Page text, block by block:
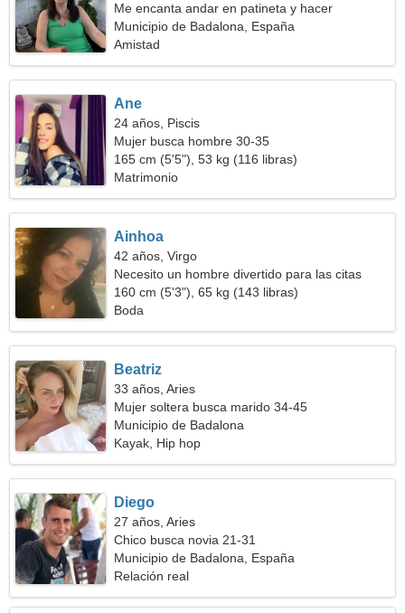
Me encanta andar en patineta y hacer
snowboard
Municipio de Badalona, España
Amistad
Ane
24 años, Piscis
Mujer busca hombre 30-35
165 cm (5'5"), 53 kg (116 libras)
Matrimonio
Ainhoa
42 años, Virgo
Necesito un hombre divertido para las citas
160 cm (5'3"), 65 kg (143 libras)
Boda
Beatriz
33 años, Aries
Mujer soltera busca marido 34-45
Municipio de Badalona
Kayak, Hip hop
Diego
27 años, Aries
Chico busca novia 21-31
Municipio de Badalona, España
Relación real